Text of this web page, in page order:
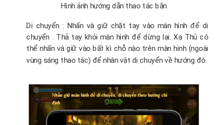
Hình ảnh hướng dẫn thao tác bắn
Di chuyển : Nhấn và giữ chặt tay vào màn hình để di
chuyển . Thả tay khỏi màn hình để dừng lại. Xạ Thủ có
thể nhấn và giữ vào bất kì chỗ nào trên màn hình (ngoài
vùng sáng thao tác) để nhân vật di chuyển về hướng đó.